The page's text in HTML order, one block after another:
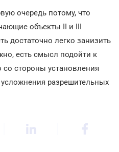
очередь потому, что
объекты ІІ и ІІІ
достаточно легко занизить
есть смысл подойти к
стороны установления
разрешительных